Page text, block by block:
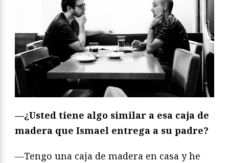
—¿Usted tiene algo similar a esa caja de
madera que Ismael entrega a su padre?
—Tengo una caja de madera en casa y he